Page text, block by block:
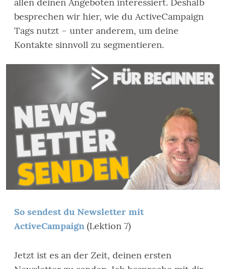
besprechen wir hier, wie du ActiveCampaign
Tags nutzt – unter anderem, um deine
Kontakte sinnvoll zu segmentieren.
So sendest du Newsletter mit
ActiveCampaign (Lektion 7)
Jetzt ist es an der Zeit, deinen ersten